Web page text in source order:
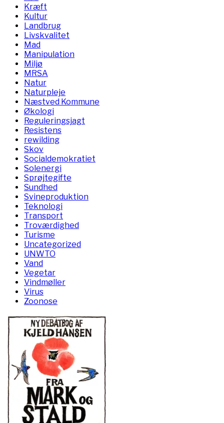
Kræft
Kultur
Landbrug
Livskvalitet
Mad
Manipulation
Miljø
MRSA
Natur
Naturpleje
Næstved Kommune
Økologi
Reguleringsjagt
Resistens
rewilding
Skov
Socialdemokratiet
Solenergi
Sprøjtegifte
Sundhed
Svineproduktion
Teknologi
Transport
Troværdighed
Turisme
Uncategorized
UNWTO
Vand
Vegetar
Vindmøller
Virus
Zoonose